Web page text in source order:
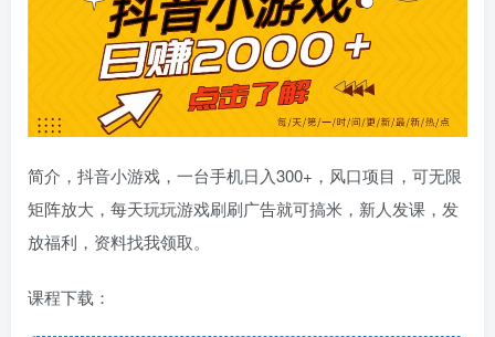
简介，抖音小游戏，一台手机日入300+，风口项目，可无限
矩阵放大，每天玩玩游戏刷刷广告就可搞米，新人发课，发
放福利，资料找我领取。
课程下载：